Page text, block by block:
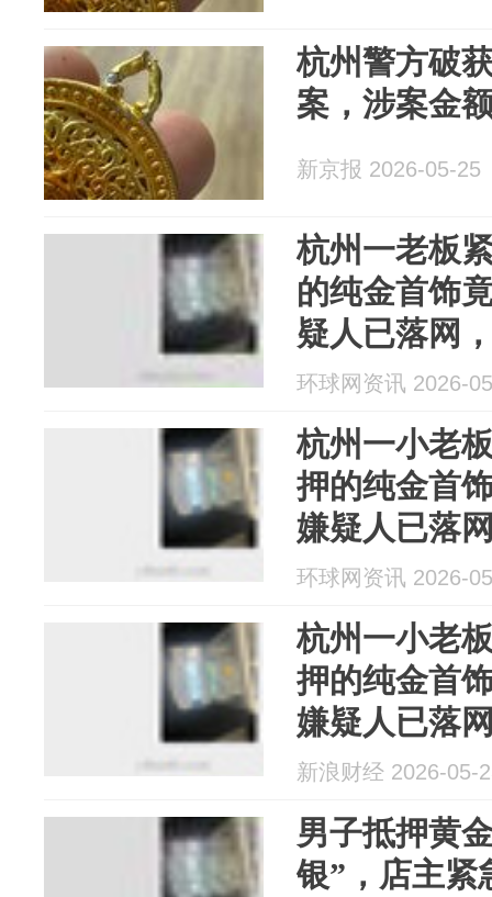
杭州警方破
案，涉案金
新京报 2026-05-25
杭州一老板
的纯金首饰
疑人已落网
环球网资讯 2026-
杭州一小老
押的纯金首
嫌疑人已落
环球网资讯 2026-
杭州一小老
押的纯金首
嫌疑人已落
浙
新浪财经 2026-05-
男子抵押黄
银”，店主紧